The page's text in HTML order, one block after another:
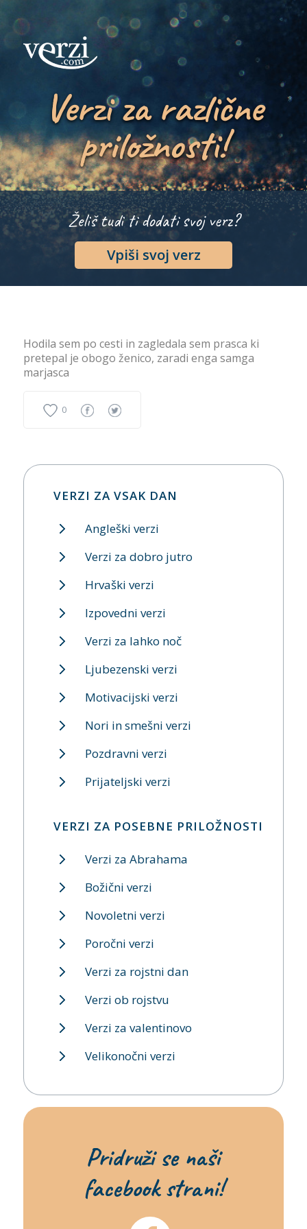
Verzi za različne
priložnosti!
Želiš tudi ti dodati svoj verz?
Vpiši svoj verz
Hodila sem po cesti in zagledala sem prasca ki
pretepal je obogo ženico, zaradi enga samga
marjasca
0
VERZI ZA VSAK DAN
Angleški verzi
Verzi za dobro jutro
Hrvaški verzi
Izpovedni verzi
Verzi za lahko noč
Ljubezenski verzi
Motivacijski verzi
Nori in smešni verzi
Pozdravni verzi
Prijateljski verzi
VERZI ZA POSEBNE PRILOŽNOSTI
Verzi za Abrahama
Božični verzi
Novoletni verzi
Poročni verzi
Verzi za rojstni dan
Verzi ob rojstvu
Verzi za valentinovo
Velikonočni verzi
Pridruži se naši
facebook strani!